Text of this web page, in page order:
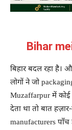
Bihar
बिहार बदल रहा
लोगों ने जो
Muzaffarpur में
देता था तो बात
manufacturers